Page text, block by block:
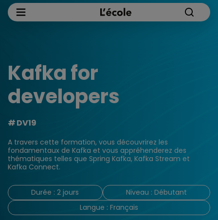
Kafka for
developers
DV19
A travers cette formation, vous découvrirez les
fondamentaux de Kafka et vous appréhenderez des
thématiques telles que Spring Kafka, Kafka Stream et
Kafka Connect.
Durée : 2 jours
Niveau : Débutant
Langue : Français